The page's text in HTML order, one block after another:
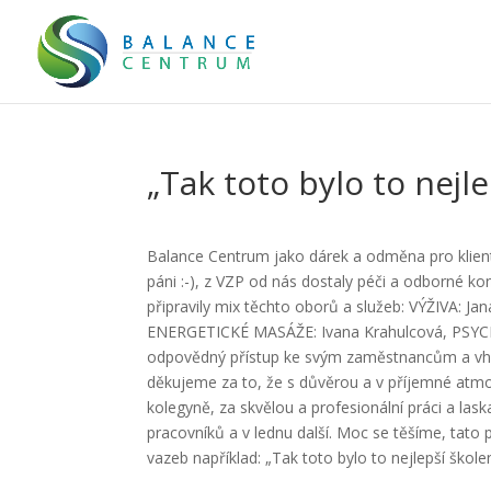
„Tak toto bylo to
Balance Centrum jako dárek a odměna pro
páni :-), z VZP od nás dostaly péči a odborné
připravily mix těchto oborů a služeb: VÝŽIVA:
ENERGETICKÉ MASÁŽE: Ivana Krahulcová,
odpovědný přístup ke svým zaměstnancům a
děkujeme za to, že s důvěrou a v příjemné
kolegyně, za skvělou a profesionální práci a
pracovníků a v lednu další. Moc se těšíme, tato
vazeb například: „Tak toto bylo to nejlepší